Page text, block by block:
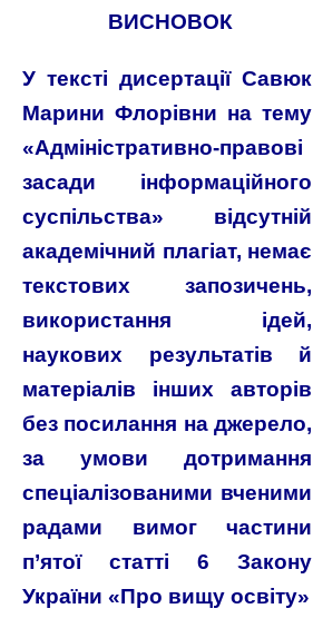
ВИСНОВОК
У тексті дисертації Савюк
Марини Флорівни на тему
«Адміністративно-правові
засади інформаційного
суспільства» відсутній
академічний плагіат, немає
текстових запозичень,
використання ідей,
наукових результатів й
матеріалів інших авторів
без посилання на джерело,
за умови дотримання
спеціалізованими вченими
радами вимог частини
п’ятої статті 6 Закону
України «Про вищу освіту»